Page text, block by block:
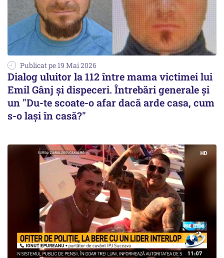
Publicat pe 19 Mai 2026
Dialog uluitor la 112 între mama victimei lui
Emil Gânj şi dispeceri. Întrebări generale şi
un "Du-te scoate-o afar dacă arde casa, cum
s-o lași în casă?"